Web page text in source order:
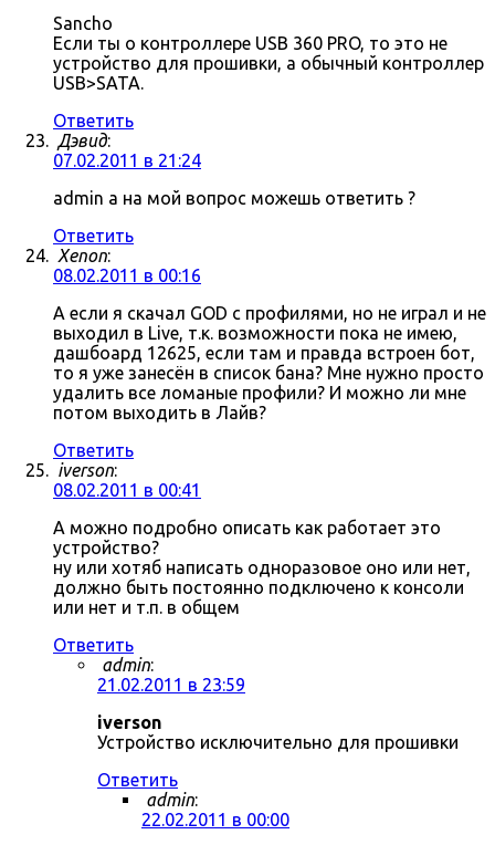
Sancho
Если ты о контроллере USB 360 PRO, то это не
устройство для прошивки, а обычный контроллер
USB>SATA.
Ответить
Дэвид:
07.02.2011 в 21:24
admin а на мой вопрос можешь ответить ?
Ответить
Xenon:
08.02.2011 в 00:16
А если я скачал GOD с профилями, но не играл и не
выходил в Live, т.к. возможности пока не имею,
дашбоард 12625, если там и правда встроен бот,
то я уже занесён в список бана? Мне нужно просто
удалить все ломаные профили? И можно ли мне
потом выходить в Лайв?
Ответить
iverson:
08.02.2011 в 00:41
А можно подробно описать как работает это
устройство?
ну или хотяб написать одноразовое оно или нет,
должно быть постоянно подключено к консоли
или нет и т.п. в общем
Ответить
admin:
21.02.2011 в 23:59
iverson
Устройство исключительно для прошивки
Ответить
admin:
22.02.2011 в 00:00